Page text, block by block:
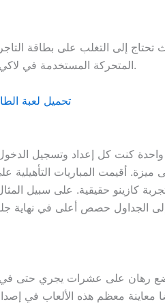
قرر مؤسسها غاري شو ، حيث تحتاج إلى التغلب
المتحركة المستخدمة في لاكي كوي ليست قصيرة من رائع.
تحميل لعبة
كنت كل إعداد وتسجيل
كازينو حقيقية. على سبيل
إلى الجداول حصص أعلى في نهاية
لوضع رهان على عشرات يجري
ويمكن أيضا معاينة معظم هذه الألعاب